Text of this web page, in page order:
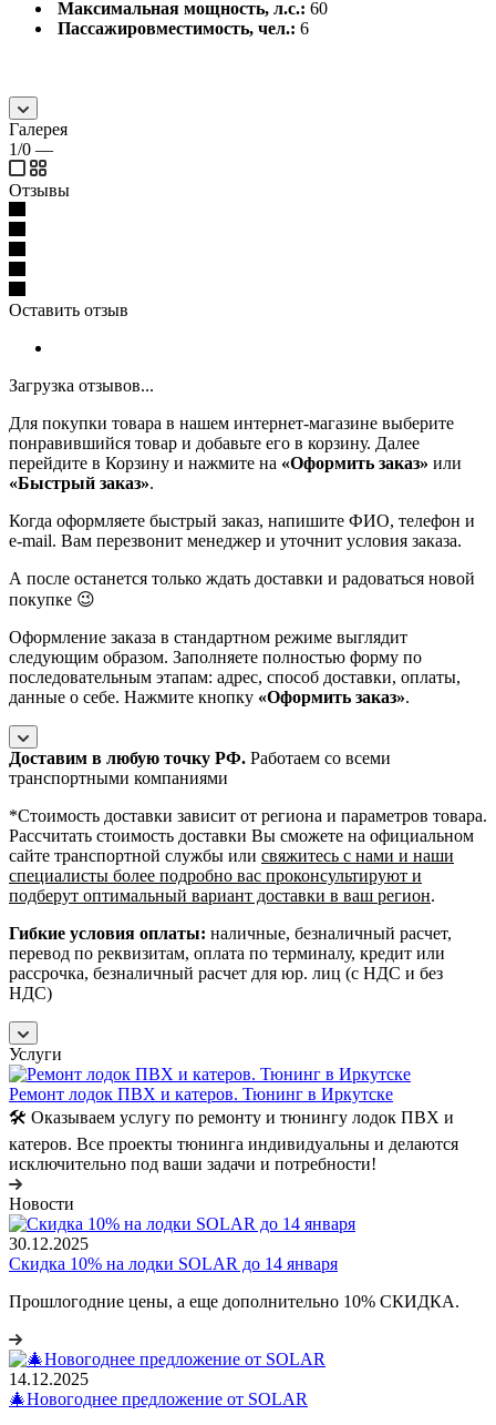
Максимальная мощность, л.с.: 60
Пассажировместимость, чел.: 6
Галерея
1/0 —
Отзывы
Оставить отзыв
Загрузка отзывов...
Для покупки товара в нашем интернет-магазине выберите
понравившийся товар и добавьте его в корзину. Далее
перейдите в Корзину и нажмите на «Оформить заказ» или
«Быстрый заказ».
Когда оформляете быстрый заказ, напишите ФИО, телефон и
e-mail. Вам перезвонит менеджер и уточнит условия заказа.
А после останется только ждать доставки и радоваться новой
покупке 😉
Оформление заказа в стандартном режиме выглядит
следующим образом. Заполняете полностью форму по
последовательным этапам: адрес, способ доставки, оплаты,
данные о себе. Нажмите кнопку «Оформить заказ».
Доставим в любую точку РФ. Работаем со всеми
транспортными компаниями
*Cтоимость доставки зависит от региона и параметров товара.
Рассчитать стоимость доставки Вы сможете на официальном
сайте транспортной службы или свяжитесь с нами и наши
специалисты более подробно вас проконсультируют и
подберут оптимальный вариант доставки в ваш регион.
Гибкие условия оплаты: наличные, безналичный расчет,
перевод по реквизитам, оплата по терминалу, кредит или
рассрочка, безналичный расчет для юр. лиц (с НДС и без
НДС)
Услуги
Ремонт лодок ПВХ и катеров. Тюнинг в Иркутске
🛠️ Оказываем услугу по ремонту и тюнингу лодок ПВХ и
катеров. Все проекты тюнинга индивидуальны и делаются
исключительно под ваши задачи и потребности!
Новости
30.12.2025
Скидка 10% на лодки SOLAR до 14 января
Прошлогодние цены, а еще дополнительно 10% СКИДКА.
14.12.2025
🎄Новогоднее предложение от SOLAR